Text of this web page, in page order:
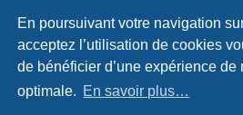
En poursuivant votre navigation
acceptez l’utilisation de cookies
de bénéficier d’une expérience de
optimale. En savoir plus…
.com », ni phpBB, ne pourront être tenus
tentative de piratage informatique visant à